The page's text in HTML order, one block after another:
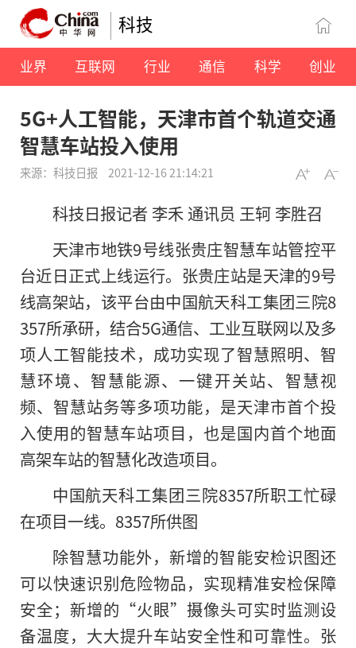
科技
业界 互联网 行业 通信 科学 创业
5G+人工智能，天津市首个轨道交通
智慧车站投入使用
来源：科技日报 2021-12-16 21:14:21
科技日报记者 李禾 通讯员 王轲 李胜召
天津市地铁9号线张贵庄智慧车站管控平
台近日正式上线运行。张贵庄站是天津的9号
线高架站，该平台由中国航天科工集团三院8
357所承研，结合5G通信、工业互联网以及多
项人工智能技术，成功实现了智慧照明、智
慧环境、智慧能源、一键开关站、智慧视
频、智慧站务等多项功能，是天津市首个投
入使用的智慧车站项目，也是国内首个地面
高架车站的智慧化改造项目。
中国航天科工集团三院8357所职工忙碌
在项目一线。8357所供图
除智慧功能外，新增的智能安检识图还
可以快速识别危险物品，实现精准安检保障
安全；新增的“火眼”摄像头可实时监测设
备温度，大大提升车站安全性和可靠性。张